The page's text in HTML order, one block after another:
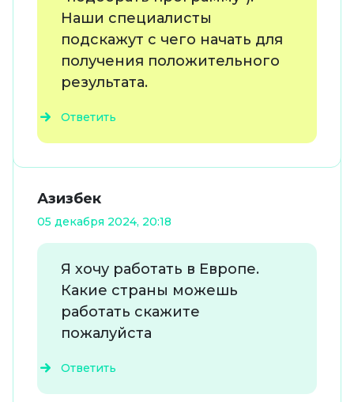
Наши специалисты
подскажут с чего начать для
получения положительного
результата.
Ответить
Азизбек
05 декабря 2024, 20:18
Я хочу работать в Европе.
Какие страны можешь
работать скажите
пожалуйста
Ответить